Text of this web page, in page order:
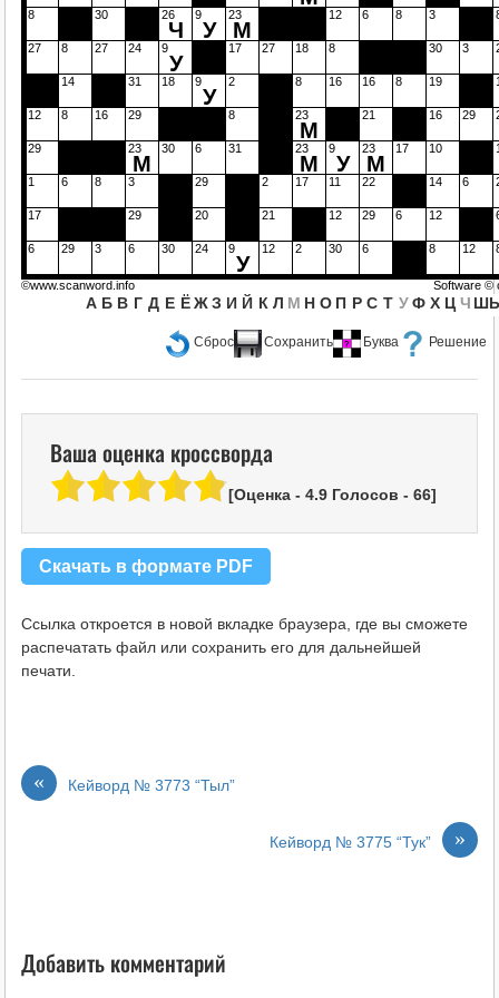
Сброс Сохранить Буква Решение
8 30 26
Ч
9
У
23
М
12 6 8 3
27 8 27 24 9
У
17 27 18 8 30 3
14 31 18 9
У
2 8 16 16 8 19
12 8 16 29 8 23
М
21 16 29
29 23
М
30 6 31 23
М
9
У
23
М
17 10
1 6 8 3 29 2 17 11 22 14 6
17 29 20 21 12 29 6 12
6 29 3 6 30 24 9
У
12 2 30 6 8 12
А Б В Г Д Е Ё Ж З И Й К Л М Н О П Р С Т У Ф Х Ц Ч Ш
©www.scanword.info Software ©
Ваша оценка кроссворда
[Оценка - 4.9Голосов - 66]
Скачать в формате PDF
Ссылка откроется в новой вкладке браузера, где вы сможете
распечатать файл или сохранить его для дальнейшей
печати.
« Кейворд № 3773 “Тыл”
»
Кейворд № 3775 “Тук”
Добавить комментарий